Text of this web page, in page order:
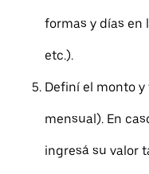
formas y días en
etc.).
Definí el monto
mensual). En
ingresá su valor